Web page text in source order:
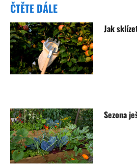
ČTĚTE DÁLE
Jak
Sezona